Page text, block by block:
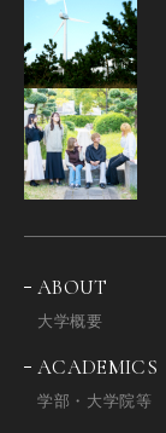
ABOUT
大学概要
ACADEMICS
学部・大学院等